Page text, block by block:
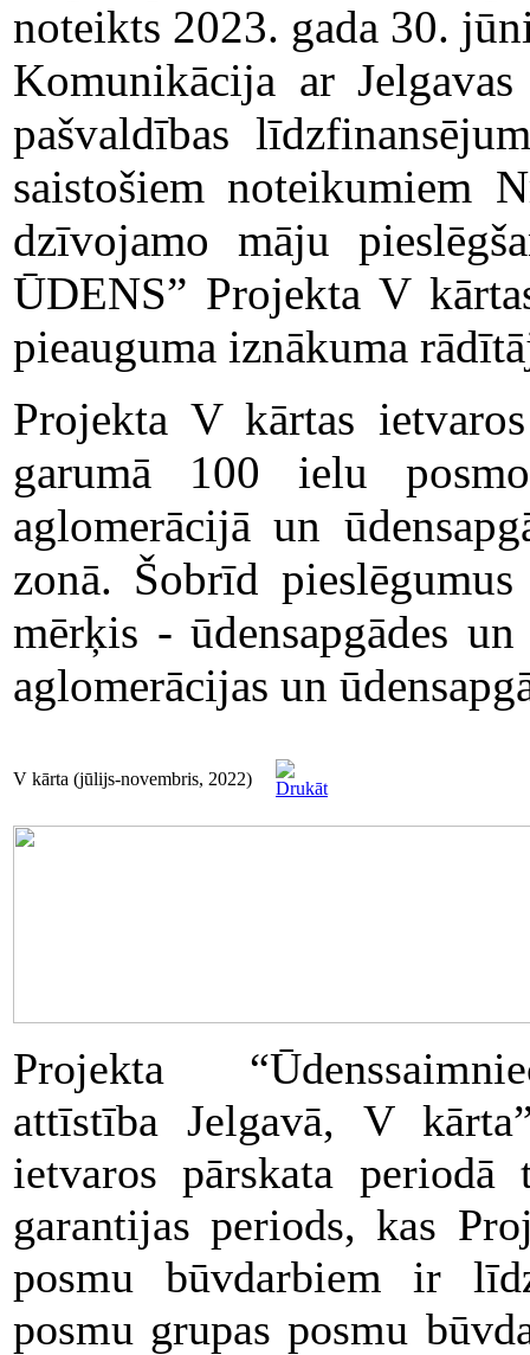
noteikts 2023. gada 30.
Komunikācija ar
pašvaldības
saistošiem noteikumiem
dzīvojamo māju
ŪDENS” Projekta V
pieauguma iznākuma
Projekta V kārtas
garumā 100 ielu
aglomerācijā un
zonā. Šobrīd
mērķis - ūdensapgādes
aglomerācijas un
V kārta (jūlijs-novembris, 2022)
Projekta
attīstība Jelgavā, V
ietvaros pārskata periodā
garantijas periods, kas
posmu būvdarbiem ir
posmu grupas posmu